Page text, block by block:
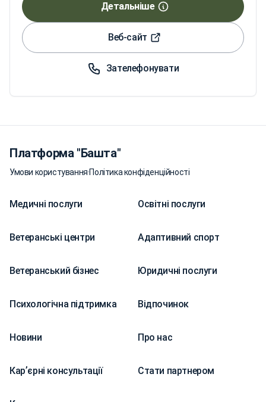
Детальніше
Веб-сайт
Зателефонувати
Платформа "Башта"
Умови користування·Політика конфіденційності
Медичні послуги Освітні послуги
Ветеранські центри Адаптивний спорт
Ветеранський бізнес Юридичні послуги
Психологічна підтримка Відпочинок
Новини Про нас
Карʼєрні консультації Стати партнером